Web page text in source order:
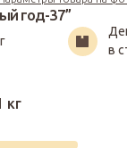
1 610₽
год-37”
в
кг